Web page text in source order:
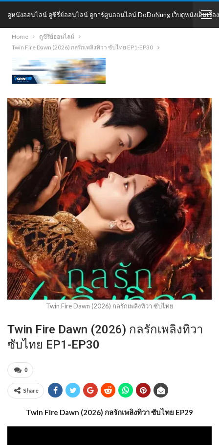
ดูหนังออนไลน์ ดูซีรี่ย์ออนไลน์ ดูการ์ตูนออนไลน์ DoDoNung เว็บดูหนังเต็มเรื่อง
DoDoNung
Home
ดูซีรี่ย์ออนไลน์
Twin Fire Dawn (2026) กลรักเพลิงทิวา ซับไทย EP1-EP30
Twin Fire Dawn (2026) กลรักเพลิงทิวา ซับไทย
Twin Fire Dawn (2026) กลรักเพลิงทิวา
ซับไทย EP1-EP30
0
Share
Twin Fire Dawn (2026) กลรักเพลิงทิวา ซับไทย EP29